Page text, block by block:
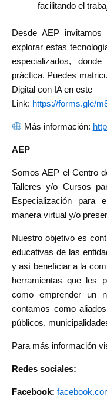
facilitando el
Desde AEP
explorar estas
especializados,
práctica. Puedes
Digital con IA en este
Link: https://forms.gle/
Más información:
AEP
Somos AEP el Centro
Talleres y/o Cursos
Especialización para
manera virtual y/o
Nuestro objetivo es
educativas de las
y así beneficiar a la
herramientas que les
como emprender un
contamos como
públicos,
Para más información
Redes sociales:
Facebook: